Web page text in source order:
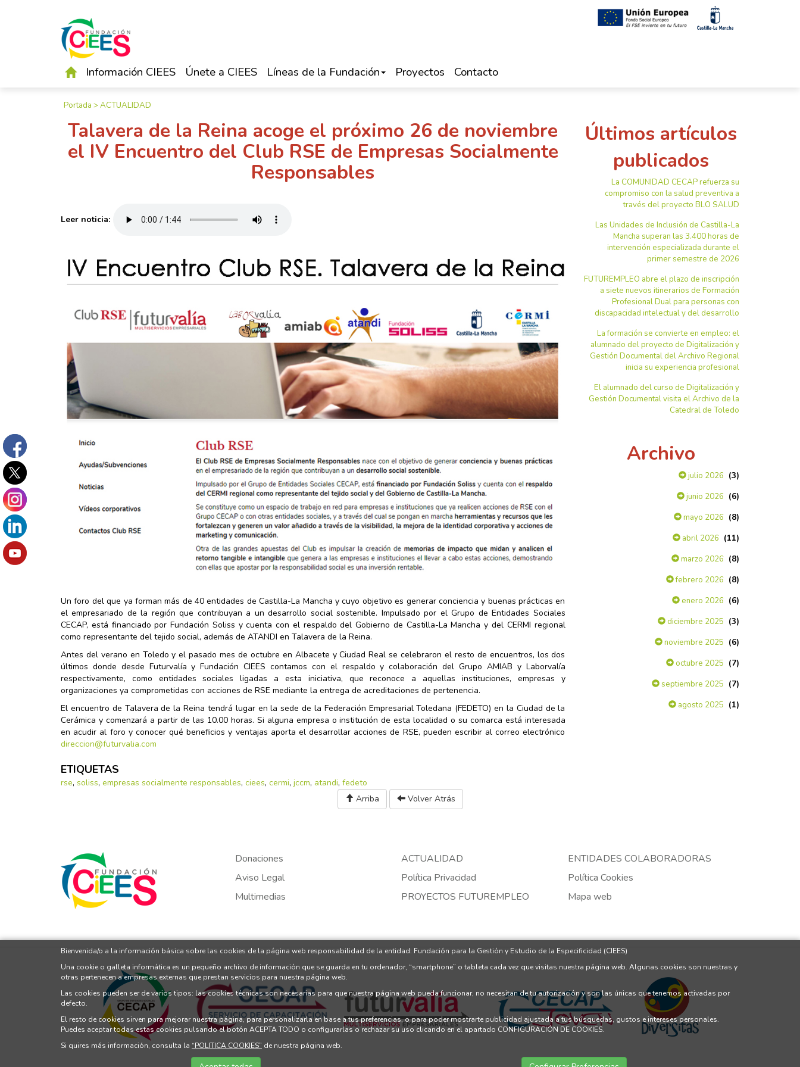
Información CIEES Únete a CIEES Líneas de la Fundación Proyectos Contacto
Portada >ACTUALIDAD
Talavera de la Reina acoge el próximo 26 de noviembre
el IV Encuentro del Club RSE de Empresas Socialmente
Responsables
Leer noticia:
Un foro del que ya forman más de 40 entidades de Castilla-La Mancha y cuyo objetivo es generar conciencia y buenas prácticas en
el empresariado de la región que contribuyan a un desarrollo social sostenible. Impulsado por el Grupo de Entidades Sociales
CECAP, está financiado por Fundación Soliss y cuenta con el respaldo del Gobierno de Castilla-La Mancha y del CERMI regional
como representante del tejido social, además de ATANDI en Talavera de la Reina.
Antes del verano en Toledo y el pasado mes de octubre en Albacete y Ciudad Real se celebraron el resto de encuentros, los dos
últimos donde desde Futurvalía y Fundación CIEES contamos con el respaldo y colaboración del Grupo AMIAB y Laborvalía
respectivamente, como entidades sociales ligadas a esta iniciativa, que reconoce a aquellas instituciones, empresas y
organizaciones ya comprometidas con acciones de RSE mediante la entrega de acreditaciones de pertenencia.
El encuentro de Talavera de la Reina tendrá lugar en la sede de la Federación Empresarial Toledana (FEDETO) en la Ciudad de la
Cerámica y comenzará a partir de las 10.00 horas. Si alguna empresa o institución de esta localidad o su comarca está interesada
en acudir al foro y conocer qué beneficios y ventajas aporta el desarrollar acciones de RSE, pueden escribir al correo electrónico
direccion@futurvalia.com
Últimos artículos
publicados
La COMUNIDAD CECAP refuerza su
compromiso con la salud preventiva a
través del proyecto BLO SALUD
Las Unidades de Inclusión de Castilla-La
Mancha superan las 3.400 horas de
intervención especializada durante el
primer semestre de 2026
FUTUREMPLEO abre el plazo de inscripción
a siete nuevos itinerarios de Formación
Profesional Dual para personas con
discapacidad intelectual y del desarrollo
La formación se convierte en empleo: el
alumnado del proyecto de Digitalización y
Gestión Documental del Archivo Regional
inicia su experiencia profesional
El alumnado del curso de Digitalización y
Gestión Documental visita el Archivo de la
Catedral de Toledo
Archivo
julio 2026 (3)
junio 2026 (6)
mayo 2026 (8)
abril 2026 (11)
marzo 2026 (8)
febrero 2026 (8)
enero 2026 (6)
diciembre 2025 (3)
noviembre 2025 (6)
octubre 2025 (7)
septiembre 2025 (7)
agosto 2025 (1)
ETIQUETAS
rse, soliss, empresas socialmente responsables, ciees, cermi, jccm, atandi, fedeto
Arriba
Volver Atrás
Donaciones ACTUALIDAD
ENTIDADES COLABORADORAS
Aviso Legal
Política Privacidad
Política Cookies
Multimedias
PROYECTOS FUTUREMPLEO Mapa web
Bienvenida/o a la información básica sobre las cookies de la página web responsabilidad de la entidad: Fundación para la Gestión y Estudio de la Especificidad (CIEES)
Una cookie o galleta informática es un pequeño archivo de información que se guarda en tu ordenador, “smartphone” o tableta cada vez que visitas nuestra página web. Algunas cookies son nuestras y
otras pertenecen a empresas externas que prestan servicios para nuestra página web.
Las cookies pueden ser de varios tipos: las cookies técnicas son necesarias para que nuestra página web pueda funcionar, no necesitan de tu autorización y son las únicas que tenemos activadas por
defecto.
El resto de cookies sirven para mejorar nuestra página, para personalizarla en base a tus preferencias, o para poder mostrarte publicidad ajustada a tus búsquedas, gustos e intereses personales.
Puedes aceptar todas estas cookies pulsando el botón ACEPTA TODO o configurarlas o rechazar su uso clicando en el apartado CONFIGURACIÓN DE COOKIES.
Si quires más información, consulta la “POLITICA COOKIES” de nuestra página web.